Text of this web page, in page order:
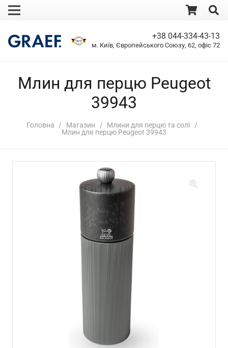
+38 044-334-43-13
м. Київ, Європейського Союзу, 62, офіс 72
Млин для перцю Peugeot
39943
Головна / Магазин / Млини для перцю та солі /
Млин для перцю Peugeot 39943